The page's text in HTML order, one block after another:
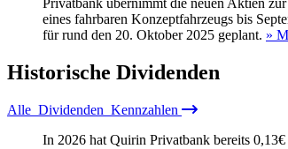
eines fahrbaren Konzeptfahrzeugs bis
für rund den 20. Oktober 2025 geplant. »
Historische Dividenden
Alle Dividenden Kennzahlen
In 2026 hat Quirin Privatbank bereits 0,13€